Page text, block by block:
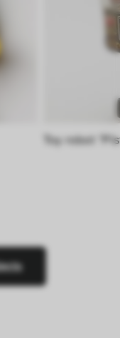
Toy robot